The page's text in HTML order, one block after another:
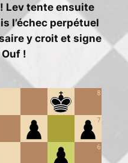
Lev tente ensuite
l’échec perpétuel
y croit et signe
!